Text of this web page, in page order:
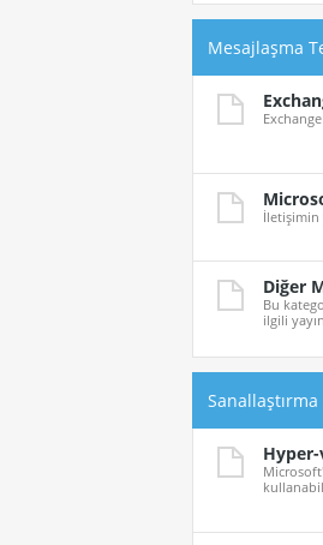
Mesajlaşma
İletişimin
Diğer
Bu
ilgili